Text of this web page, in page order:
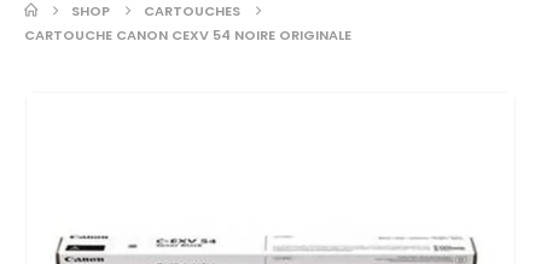
SHOP
CARTOUCHES
CARTOUCHE CANON CEXV 54 NOIRE ORIGINALE